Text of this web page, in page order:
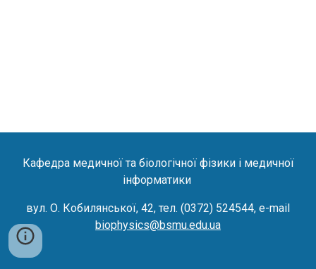
Кафедра медичної та біологічної фізики імедичної
інформатики
вул. О. Кобилянської, 42, тел. (0372) 524544, e-mail
biophysics@bsmu.edu.ua